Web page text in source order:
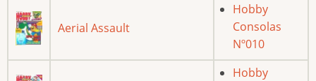
Aerial Assault
Hobby
Consolas
Nº010
Hobby